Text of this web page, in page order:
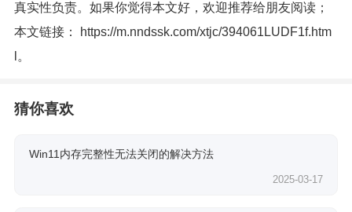
真实性负责。如果你觉得本文好，欢迎推荐给朋友阅读；
本文链接：
https://m.nndssk.com/xtjc/394061LUDF1f.htm
。
猜你喜欢
Win11内存完整性无法关闭的解决方法
2025-03-17